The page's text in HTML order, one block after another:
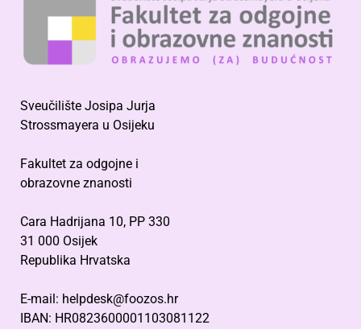
Sveučilište Josipa Jurja
Strossmayera u Osijeku
Fakultet za odgojne i
obrazovne znanosti
Cara Hadrijana 10, PP 330
31 000 Osijek
Republika Hrvatska
E-mail: helpdesk@foozos.hr
IBAN: HR0823600001103081122